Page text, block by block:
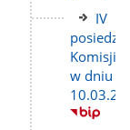
Link
do
IV
Komisji
w dniu